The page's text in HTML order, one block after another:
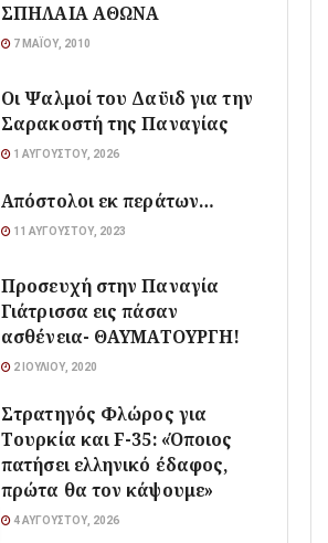
ΣΠΗΛΑΙΑ ΑΘΩΝΑ
7 ΜΑΪ́ΟΥ, 2010
Οι Ψαλμοί του Δαϋιδ για την
Σαρακοστή της Παναγίας
1 ΑΥΓΟΎΣΤΟΥ, 2026
Απόστολοι εκ περάτων…
11 ΑΥΓΟΎΣΤΟΥ, 2023
Προσευχή στην Παναγία
Γιάτρισσα εις πάσαν
ασθένεια- ΘΑΥΜΑΤΟΥΡΓΗ!
2 ΙΟΥΛΊΟΥ, 2020
Στρατηγός Φλώρος για
Τουρκία και F-35: «Όποιος
πατήσει ελληνικό έδαφος,
πρώτα θα τον κάψουμε»
4 ΑΥΓΟΎΣΤΟΥ, 2026